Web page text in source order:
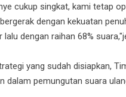
cukup singkat, kami tetap
dengan kekuatan
dengan raihan 68%
yang sudah disiapkan,
dalam pemungutan suara